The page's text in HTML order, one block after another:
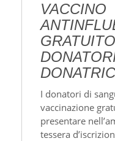
VACCINO
I donatori di
vaccinazione
presentare
tessera